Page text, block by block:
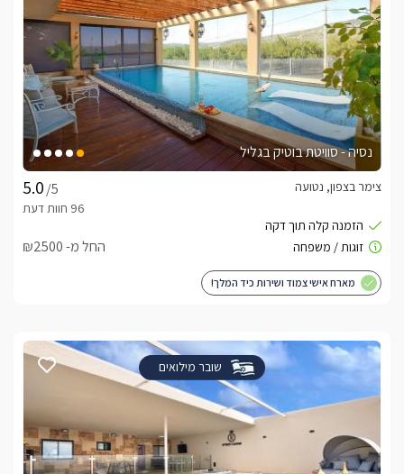
נסיה - סוויטת בוטיק בגליל
/5
צימר בצפון, נטועה
החל מ- ₪2500
מארח אישי צמוד ושירות כיד המלך!
שובר מילואים